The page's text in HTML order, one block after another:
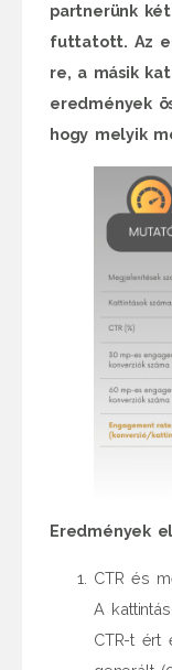
partnerünk
futtatott. Az
re, a másik
eredmények
hogy melyik
Eredmények
CTR és
A
CTR-t ért